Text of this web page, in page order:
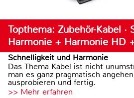
Topthema: Zubehör-Kabel ·
Harmonie + Harmonie HD
Schnelligkeit und Harmonie
Das Thema Kabel ist nicht
man es ganz pragmatisch
ausprobieren und fertig.
>> Mehr erfahren